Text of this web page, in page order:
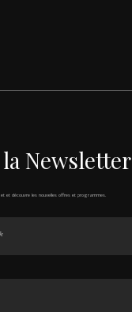
la Newsletter
et et découvre les nouvelles offres et programmes.